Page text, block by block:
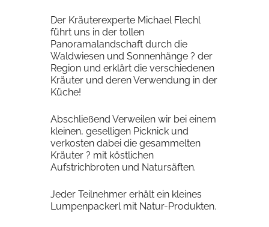
Der Kräuterexperte Michael Flechl
führt uns in der tollen
Panoramalandschaft durch die
Waldwiesen und Sonnenhänge ? der
Region und erklärt die verschiedenen
Kräuter und deren Verwendung in der
Küche!
Abschließend Verweilen wir bei einem
kleinen, geselligen Picknick und
verkosten dabei die gesammelten
Kräuter ? mit köstlichen
Aufstrichbroten und Natursäften.
Jeder Teilnehmer erhält ein kleines
Lumpenpackerl mit Natur-Produkten.